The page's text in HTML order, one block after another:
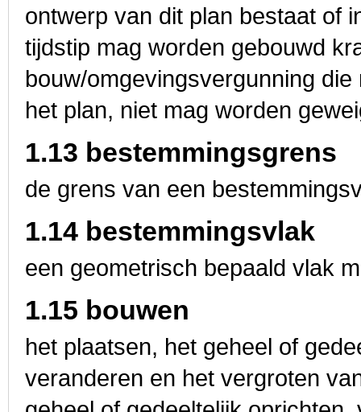
ontwerp van dit plan bestaat of
tijdstip mag worden gebouwd
bouw/omgevingsvergunning
het plan, niet mag worden
1.13 bestemmingsgrens
de grens van een
1.14 bestemmingsvlak
een geometrisch bepaald vlak
1.15 bouwen
het plaatsen, het geheel of
veranderen en het vergroten